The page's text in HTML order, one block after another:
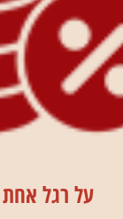
על רגל אחת